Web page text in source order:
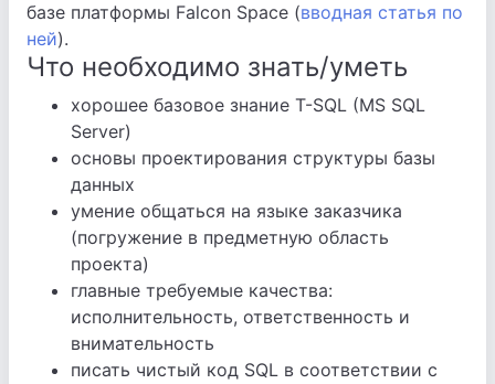
базе платформы Falcon Space (вводная статья по
ней).
Что необходимо знать/уметь
хорошее базовое знание T-SQL (MS SQL
Server)
основы проектирования структуры базы
данных
умение общаться на языке заказчика
(погружение в предметную область
проекта)
главные требуемые качества:
исполнительность, ответственность и
внимательность
писать чистый код SQL в соответствии с